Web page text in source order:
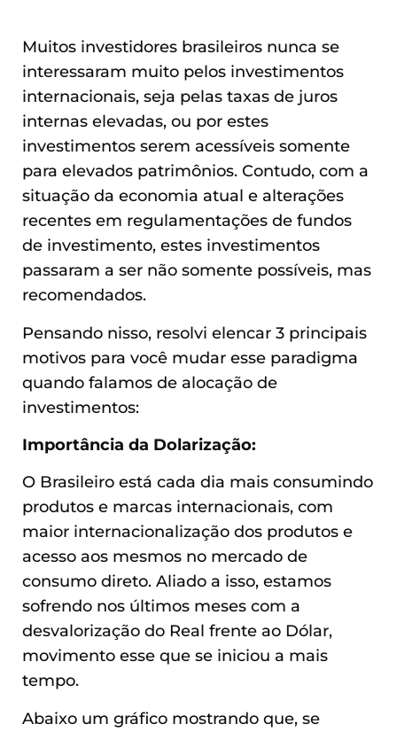
Muitos investidores brasileiros nunca se
interessaram muito pelos investimentos
internacionais, seja pelas taxas de juros
internas elevadas, ou por estes
investimentos serem acessíveis somente
para elevados patrimônios. Contudo, com a
situação da economia atual e alterações
recentes em regulamentações de fundos
de investimento, estes investimentos
passaram a ser não somente possíveis, mas
recomendados.
Pensando nisso, resolvi elencar 3 principais
motivos para você mudar esse paradigma
quando falamos de alocação de
investimentos:
Importância da Dolarização:
O Brasileiro está cada dia mais consumindo
produtos e marcas internacionais, com
maior internacionalização dos produtos e
acesso aos mesmos no mercado de
consumo direto. Aliado a isso, estamos
sofrendo nos últimos meses com a
desvalorização do Real frente ao Dólar,
movimento esse que se iniciou a mais
tempo.
Abaixo um gráfico mostrando que, se